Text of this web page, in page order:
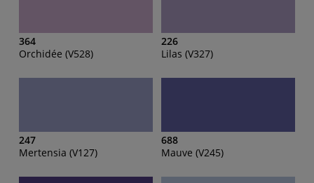
364
Orchidée (V528)
226
Lilas (V327)
247
Mertensia (V127)
688
Mauve (V245)